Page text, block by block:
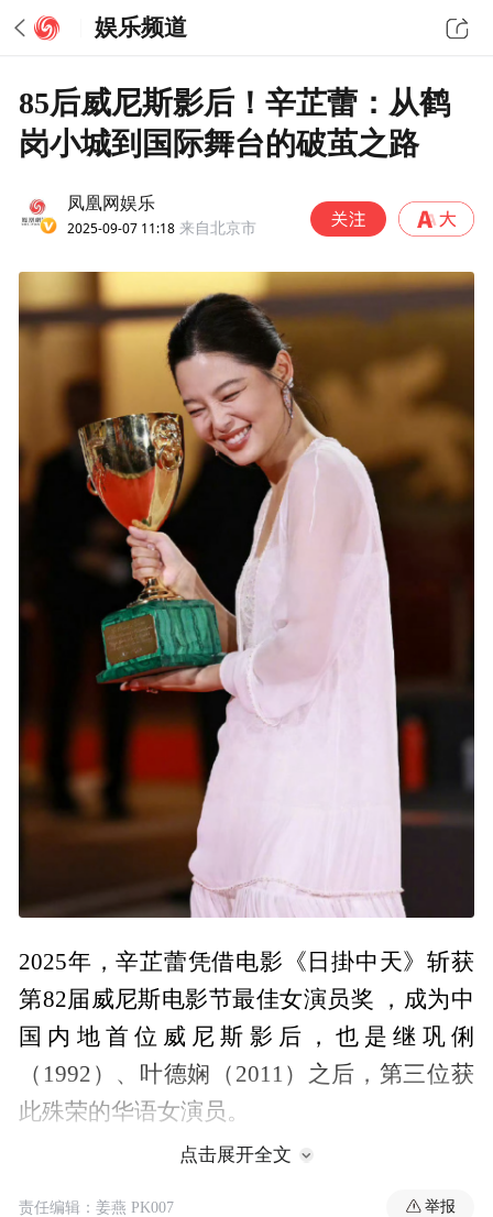
娱乐频道
85后威尼斯影后！辛芷蕾：从鹤
岗小城到国际舞台的破茧之路
凤凰网娱乐
2025-09-07 11:18 来自北京市
2025年，辛芷蕾凭借电影《日掛中天》斩获
第82届威尼斯电影节最佳女演员奖 ，成为中
国内地首位威尼斯影后，也是继巩俐
（1992）、叶德娴（2011）之后，第三位获
此殊荣的华语女演员。
华语女演员在欧洲三大影展的辉煌战绩
点击展开全文
责任编辑：姜燕 PK007 举报